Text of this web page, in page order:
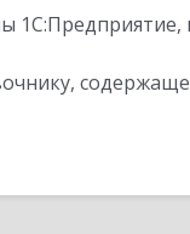
1С:Предприятие,